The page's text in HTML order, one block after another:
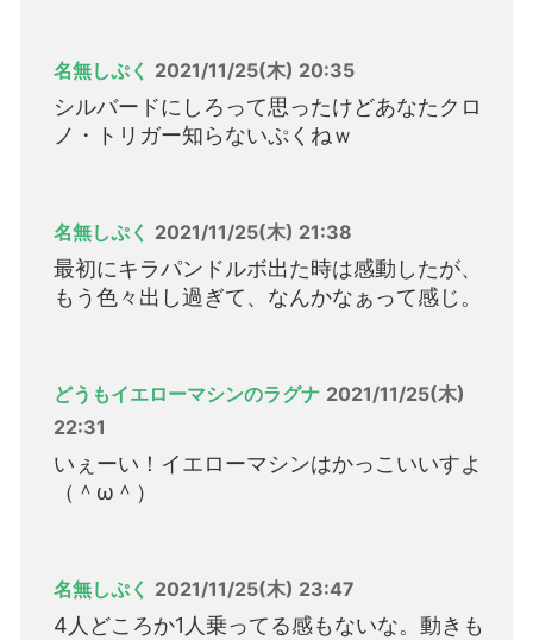
名無しぷく 2021/11/25(木) 20:35
シルバードにしろって思ったけどあなたクロ
ノ・トリガー知らないぷくねｗ
名無しぷく 2021/11/25(木) 21:38
最初にキラパンドルボ出た時は感動したが、
もう色々出し過ぎて、なんかなぁって感じ。
どうもイエローマシンのラグナ 2021/11/25(木)
22:31
いぇーい！イエローマシンはかっこいいすよ
（＾ω＾）
名無しぷく 2021/11/25(木) 23:47
4人どころか1人乗ってる感もないな。動きも